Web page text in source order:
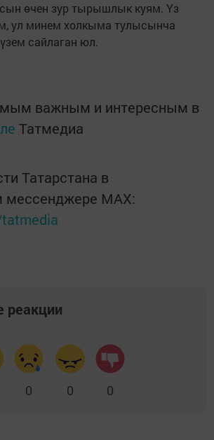
өчен зур тырышлык куям. Үз
ул минем холкыма тулысынча
сайлаган юл.
важным и интересным в
Татмедиа
Татарстана в
мессенджере MАХ:
реакции
0 0 0